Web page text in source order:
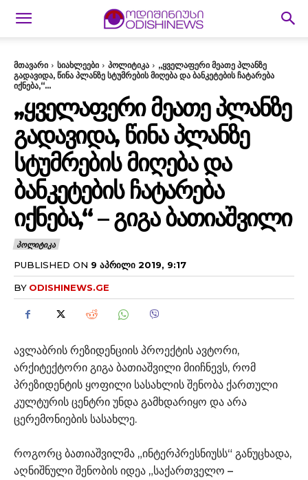
მთავარი სიახლეები პოლიტიკა
,,ყველაფერი მეათე პლანზე
გადავიდა, წინა პლანზე სტუმრების მიღება და ბანკეტების ჩატარება
იქნება,“...
,,ᲧᲕᲔᲚᲐᲤᲔᲠᲘ ᲛᲔᲐᲗᲔ ᲞᲚᲐᲜᲖᲔ
ᲒᲐᲓᲐᲕᲘᲓᲐ, ᲬᲘᲜᲐ ᲞᲚᲐᲜᲖᲔ
ᲡᲢᲣᲛᲠᲔᲑᲘᲡ ᲛᲘᲦᲔᲑᲐ ᲓᲐ
ᲑᲐᲜᲙᲔᲢᲔᲑᲘᲡ ᲩᲐᲢᲐᲠᲔᲑᲐ
ᲘᲥᲜᲔᲑᲐ,“ – ᲒᲘᲒᲐ ᲑᲐᲗᲘᲐᲨᲕᲘᲚᲘ
ᲞᲝᲚᲘᲢᲘᲙᲐ
PUBLISHED ON 9 ᲐᲞᲠᲘᲚᲘ 2019, 9:17
BY ODISHINEWS.GE
ავლაბრის რეზიდენციის პროექტის ავტორი,
არქიტექტორი გიგა ბათიაშვილი მიიჩნევს, რომ
პრეზიდენტის ყოფილი სასახლის შენობა ქართული
კულტურის ცენტრი უნდა გამხდარიყო და არა
ცერემონიების სასახლე.
როგორც ბათიაშვილმა „ინტერპრესნიუსს“ განუცხადა,
აღნიშნული შენობის იდეა „საქართველო –